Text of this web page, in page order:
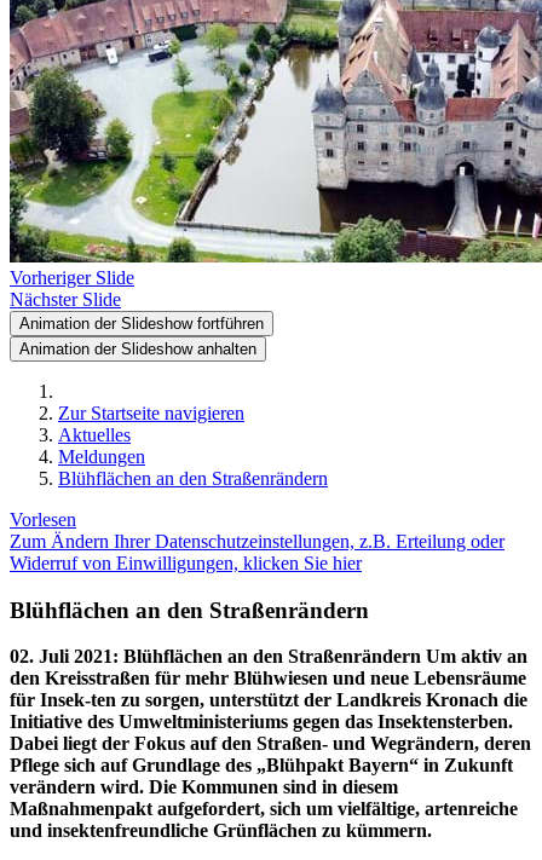
Vorheriger Slide
Nächster Slide
Animation der Slideshow fortführen
Animation der Slideshow anhalten
Zur Startseite navigieren
Aktuelles
Meldungen
Blühflächen an den Straßenrändern
Vorlesen
Zum Ändern Ihrer Datenschutzeinstellungen, z.B. Erteilung oder
Widerruf von Einwilligungen, klicken Sie hier
Blühflächen an den Straßenrändern
02. Juli 2021: Blühflächen an den Straßenrändern Um aktiv an
den Kreisstraßen für mehr Blühwiesen und neue Lebensräume
für Insek-ten zu sorgen, unterstützt der Landkreis Kronach die
Initiative des Umweltministeriums gegen das Insektensterben.
Dabei liegt der Fokus auf den Straßen- und Wegrändern, deren
Pflege sich auf Grundlage des „Blühpakt Bayern“ in Zukunft
verändern wird. Die Kommunen sind in diesem
Maßnahmenpakt aufgefordert, sich um vielfältige, artenreiche
und insektenfreundliche Grünflächen zu kümmern.